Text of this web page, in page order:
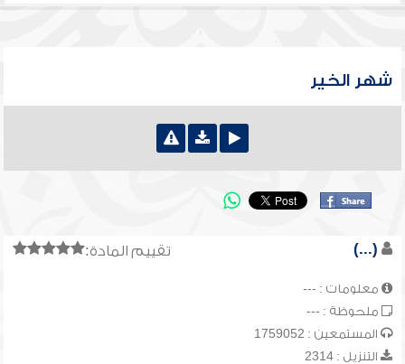
شهر الخير
تقييم المادة: (...)
معلومات : ---
ملحوظة : ---
المستمعين : 1759052
التنزيل : 2314